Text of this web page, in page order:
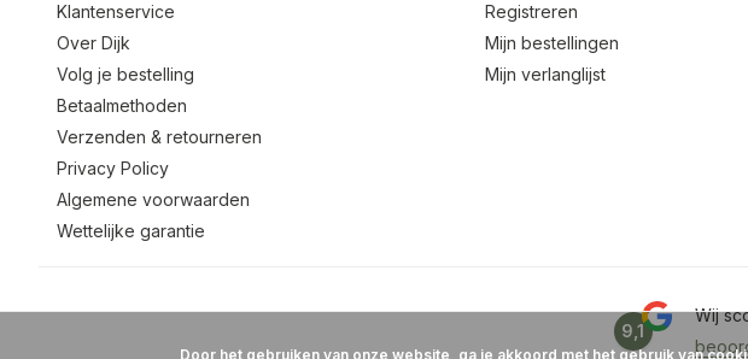
Klantenservice
Over Dijk
Volg je bestelling
Betaalmethoden
Verzenden & retourneren
Privacy Policy
Algemene voorwaarden
Wettelijke garantie
Registreren
Mijn bestellingen
Mijn verlanglijst
9,1
Wij
Door het gebruiken van onze website, ga je akkoord met het gebruik van